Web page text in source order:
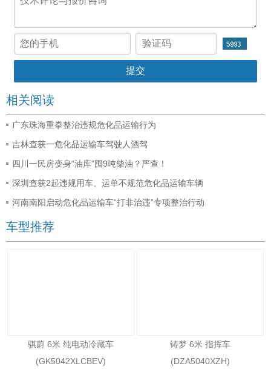
相关阅读
广东珠海重拳整治违规危化品运输行为
吉林查获一危化品运输车驾驶人酒驾
四川一民房变身“油库”囤9吨柴油？严查！
深圳查获2起违规用车、运单不规范危化品运输车辆
河南南阳启动危化品运输车“打非治违”专项整治行动
车型推荐
骐蔚 6米 纯电动冷藏车
(GK5042XLCBEV)
铸梦 6米 指挥车
(DZA5040XZH)